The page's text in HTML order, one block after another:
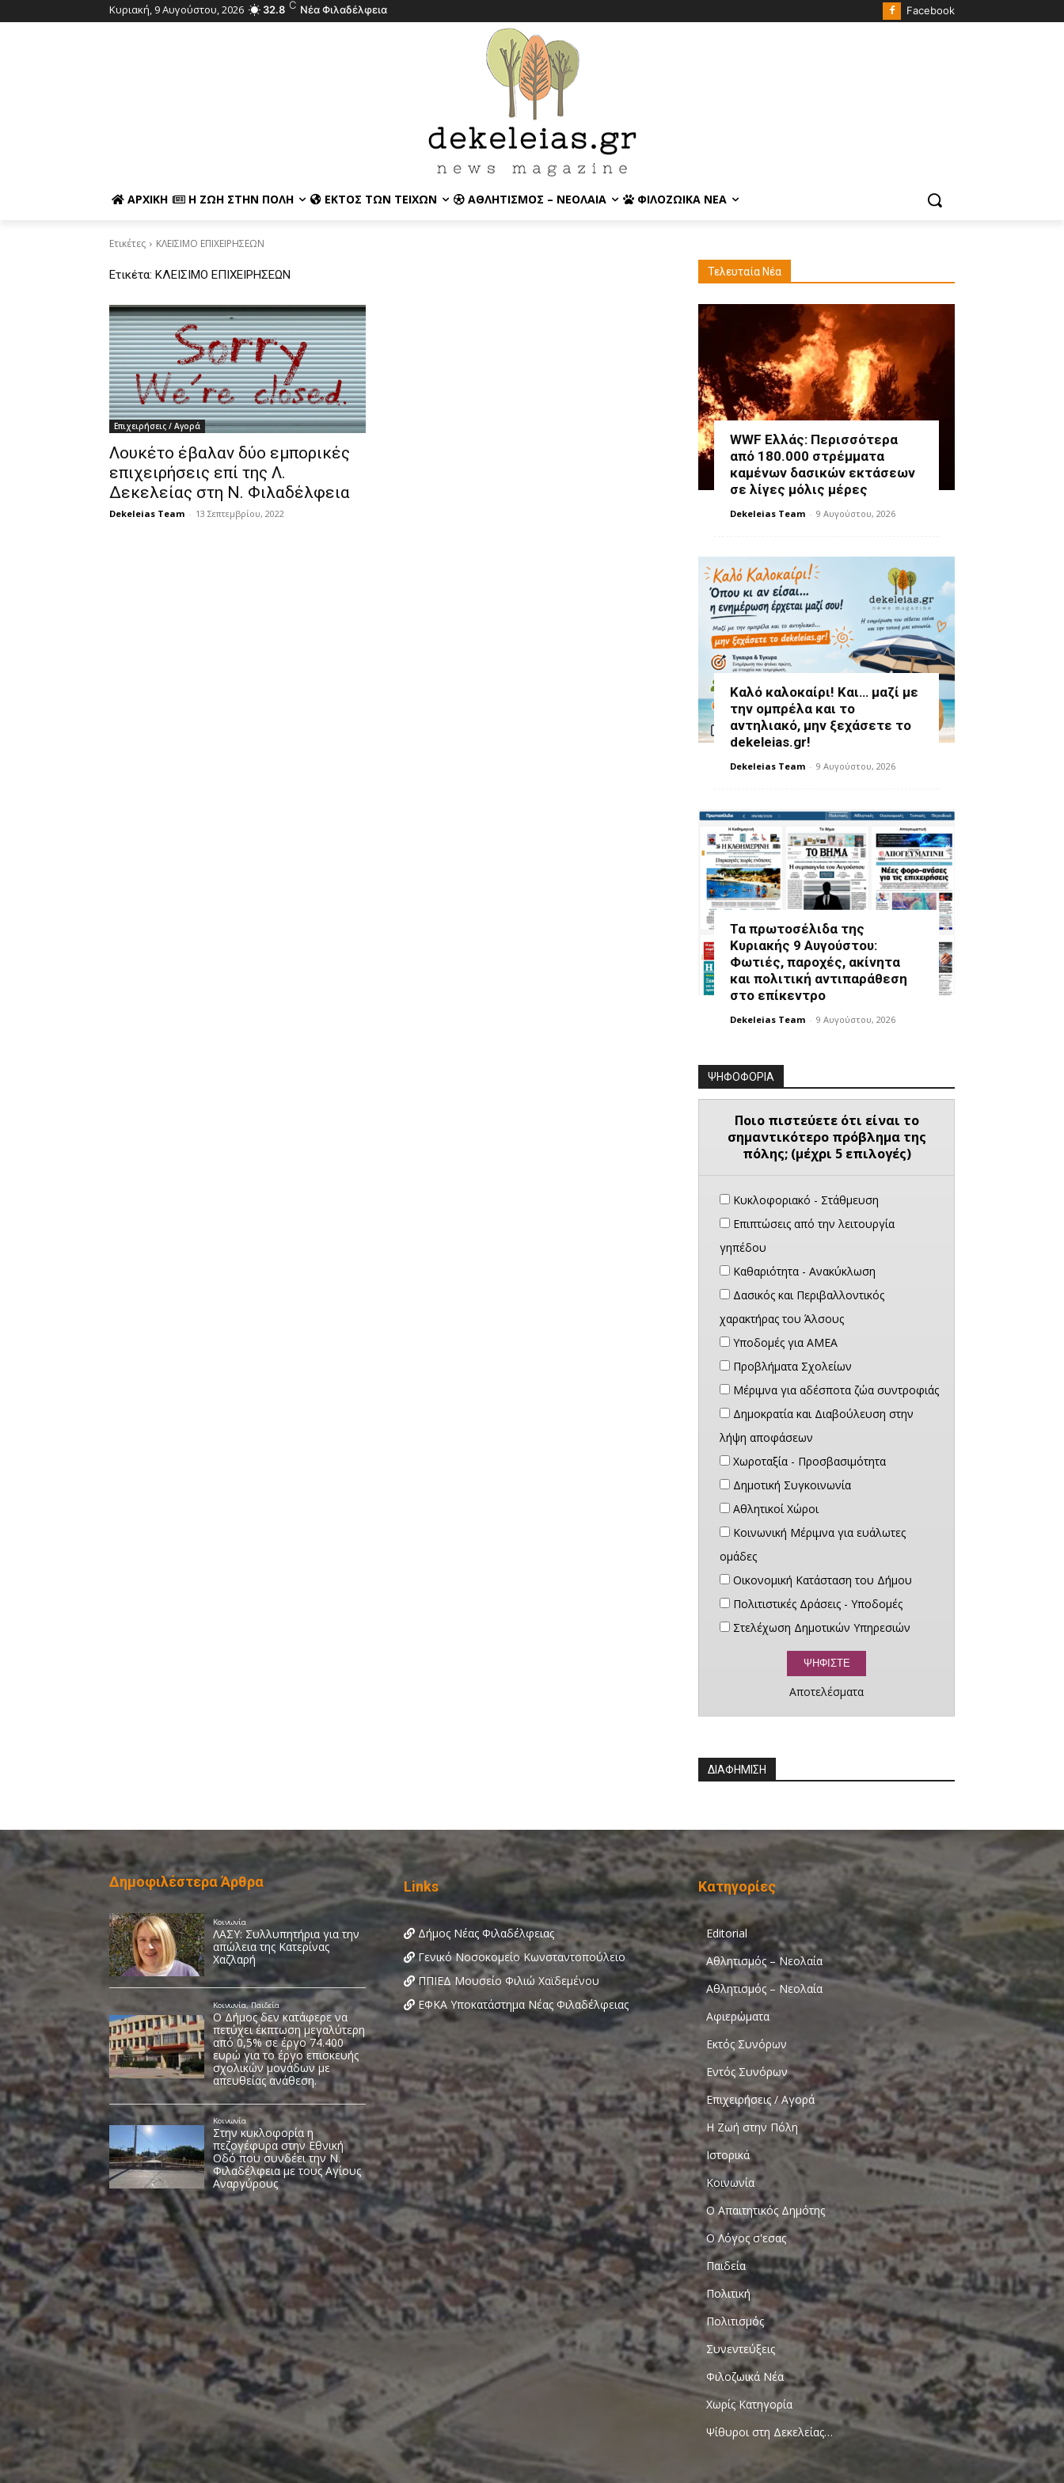
Κυριακή, 9 Αυγούστου, 2026 32.8 C Νέα Φιλαδέλφεια Facebook
ΑΡΧΙΚΉ Η ΖΩΉ ΣΤΗΝ ΠΌΛΗ ΕΚΤΌΣ ΤΩΝ ΤΕΙΧΏΝ ΑΘΛΗΤΙΣΜΌΣ – ΝΕΟΛΑΊΑ ΦΙΛΟΖΩΙΚΆ ΝΈΑ
Ετικέτες ΚΛΕΙΣΙΜΟ ΕΠΙΧΕΙΡΗΣΕΩΝ
Ετικέτα: ΚΛΕΙΣΙΜΟ ΕΠΙΧΕΙΡΗΣΕΩΝ
Επιχειρήσεις / Αγορά
Λουκέτο έβαλαν δύο εμπορικές
επιχειρήσεις επί της Λ.
Δεκελείας στη Ν. Φιλαδέλφεια
Dekeleias Team - 13 Σεπτεμβρίου, 2022
Τελευταία Νέα
WWF Ελλάς: Περισσότερα
από 180.000 στρέμματα
καμένων δασικών εκτάσεων
σε λίγες μόλις μέρες
Dekeleias Team - 9 Αυγούστου, 2026
Καλό καλοκαίρι! Και… μαζί με
την ομπρέλα και το
αντηλιακό, μην ξεχάσετε το
dekeleias.gr!
Dekeleias Team - 9 Αυγούστου, 2026
Τα πρωτοσέλιδα της
Κυριακής 9 Αυγούστου:
Φωτιές, παροχές, ακίνητα
και πολιτική αντιπαράθεση
στο επίκεντρο
Dekeleias Team - 9 Αυγούστου, 2026
ΨΗΦΟΦΟΡΙΑ
Ποιο πιστεύετε ότι είναι το
σημαντικότερο πρόβλημα της
πόλης; (μέχρι 5 επιλογές)
Κυκλοφοριακό - Στάθμευση
Επιπτώσεις από την λειτουργία
γηπέδου
Καθαριότητα - Ανακύκλωση
Δασικός και Περιβαλλοντικός
χαρακτήρας του Άλσους
Υποδομές για ΑΜΕΑ
Προβλήματα Σχολείων
Μέριμνα για αδέσποτα ζώα συντροφιάς
Δημοκρατία και Διαβούλευση στην
λήψη αποφάσεων
Χωροταξία - Προσβασιμότητα
Δημοτική Συγκοινωνία
Αθλητικοί Χώροι
Κοινωνική Μέριμνα για ευάλωτες
ομάδες
Οικονομική Κατάσταση του Δήμου
Πολιτιστικές Δράσεις - Υποδομές
Στελέχωση Δημοτικών Υπηρεσιών
Αποτελέσματα
ΔΙΑΦΗΜΙΣΗ
Δημοφιλέστερα Άρθρα Links
Δήμος Νέας Φιλαδέλφειας
Γενικό Νοσοκομείο Κωνσταντοπούλειο
ΠΠΙΕΔ Μουσείο Φιλιώ Χαϊδεμένου
ΕΦΚΑ Υποκατάστημα Νέας Φιλαδέλφειας
Κατηγορίες
Editorial
Αθλητισμός – Νεολαία
Αθλητισμός – Νεολαία
Αφιερώματα
Εκτός Συνόρων
Εντός Συνόρων
Επιχειρήσεις / Αγορά
Η Ζωή στην Πόλη
Ιστορικά
Κοινωνία
Ο Απαιτητικός Δημότης
Ο Λόγος σ'εσας
Παιδεία
Πολιτική
Πολιτισμός
Συνεντεύξεις
Φιλοζωικά Νέα
Χωρίς Κατηγορία
Ψίθυροι στη Δεκελείας…